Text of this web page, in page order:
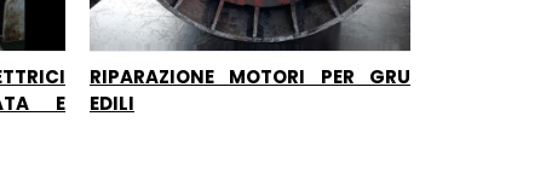
E
RIPARAZIONE MOTORI PER GRU
EDILI